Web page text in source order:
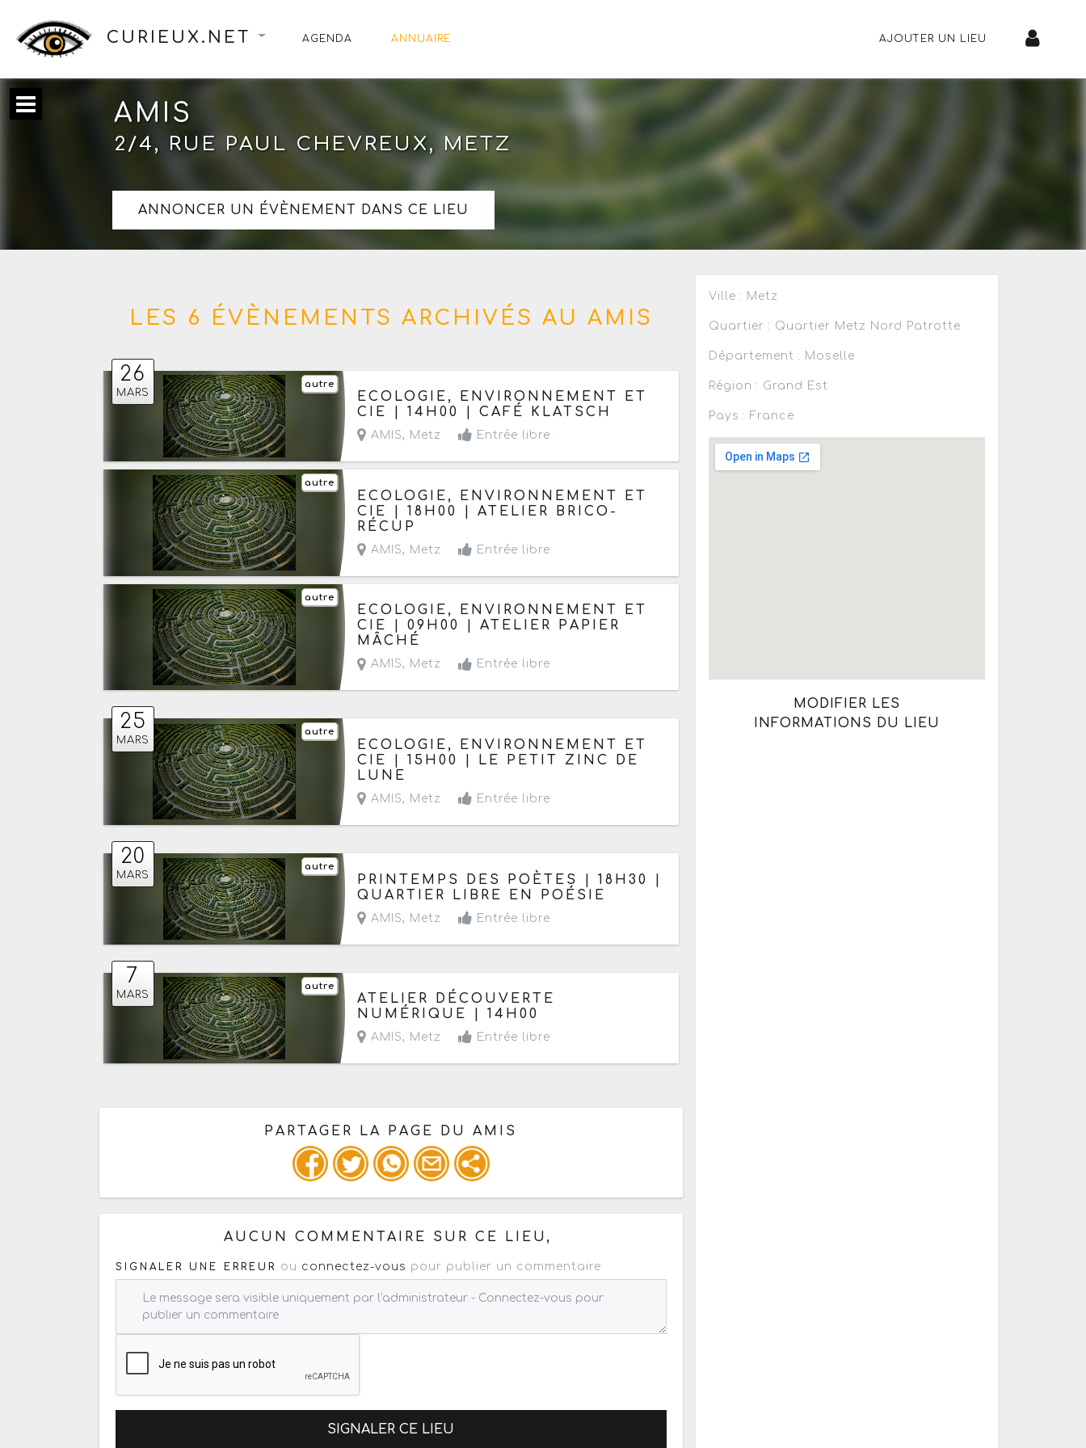
CURIEUX.NET AGENDA ANNUAIRE AJOUTER UN LIEU
AMIS
2/4, RUE PAUL CHEVREUX, METZ
ANNONCER UN ÉVÈNEMENT DANS CE LIEU
LES 6 ÉVÈNEMENTS ARCHIVÉS AU AMIS
26
MARS
autre
Le jeudi 26 mars 2015
ECOLOGIE, ENVIRONNEMENT ET
CIE | 14H00 | CAFÉ KLATSCH
AMIS, Metz Entrée libre
autre
Le jeudi 26 mars 2015
ECOLOGIE, ENVIRONNEMENT ET
CIE | 18H00 | ATELIER BRICO-
RÉCUP
AMIS, Metz Entrée libre
autre
Le jeudi 26 mars 2015
ECOLOGIE, ENVIRONNEMENT ET
CIE | 09H00 | ATELIER PAPIER
MÂCHÉ
AMIS, Metz Entrée libre
25
MARS
autre
Le mercredi 25 mars 2015
ECOLOGIE, ENVIRONNEMENT ET
CIE | 15H00 | LE PETIT ZINC DE
LUNE
AMIS, Metz Entrée libre
20
MARS
autre
Le vendredi 20 mars 2015
PRINTEMPS DES POÈTES | 18H30 |
QUARTIER LIBRE EN POÉSIE
AMIS, Metz Entrée libre
7
MARS
autre
Le samedi 7 mars 2015
ATELIER DÉCOUVERTE
NUMÉRIQUE | 14H00
AMIS, Metz Entrée libre
PARTAGER LA PAGE DU AMIS
Ou copiez les infos ci-dessous pour un : mail / forum / réseau social
AUCUN COMMENTAIRE SUR CE LIEU,
SIGNALER UNE ERREUR ou connectez-vous pour publier un commentaire
SIGNALER CE LIEU
Ville : Metz
Quartier : Quartier Metz Nord Patrotte
Département : Moselle
Région : Grand Est
Pays : France
MODIFIER LES
INFORMATIONS DU LIEU